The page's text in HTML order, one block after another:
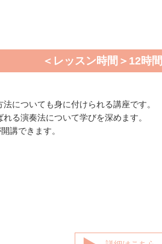
＜レッスン時間＞12時間
についても身に付けられる講座です。
る演奏法について学びを深めます。
講できます。